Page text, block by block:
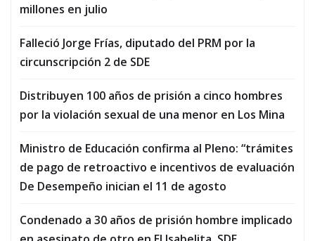
millones en julio
Falleció Jorge Frías, diputado del PRM por la
circunscripción 2 de SDE
Distribuyen 100 años de prisión a cinco hombres
por la violación sexual de una menor en Los Mina
Ministro de Educación confirma al Pleno: “trámites
de pago de retroactivo e incentivos de evaluación
De Desempeño inician el 11 de agosto
Condenado a 30 años de prisión hombre implicado